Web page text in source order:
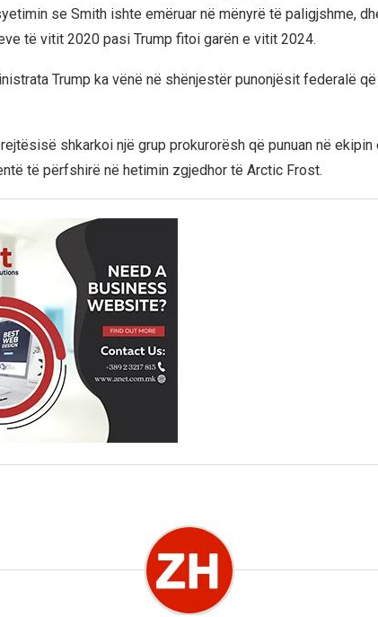
se Smith ishte emëruar në mënyrë të paligjshme,
të vitit 2020 pasi Trump fitoi garën e vitit 2024.
Trump ka vënë në shënjestër punonjësit federalë
shkarkoi një grup prokurorësh që punuan në ekipin
të përfshirë në hetimin zgjedhor të Arctic Frost.